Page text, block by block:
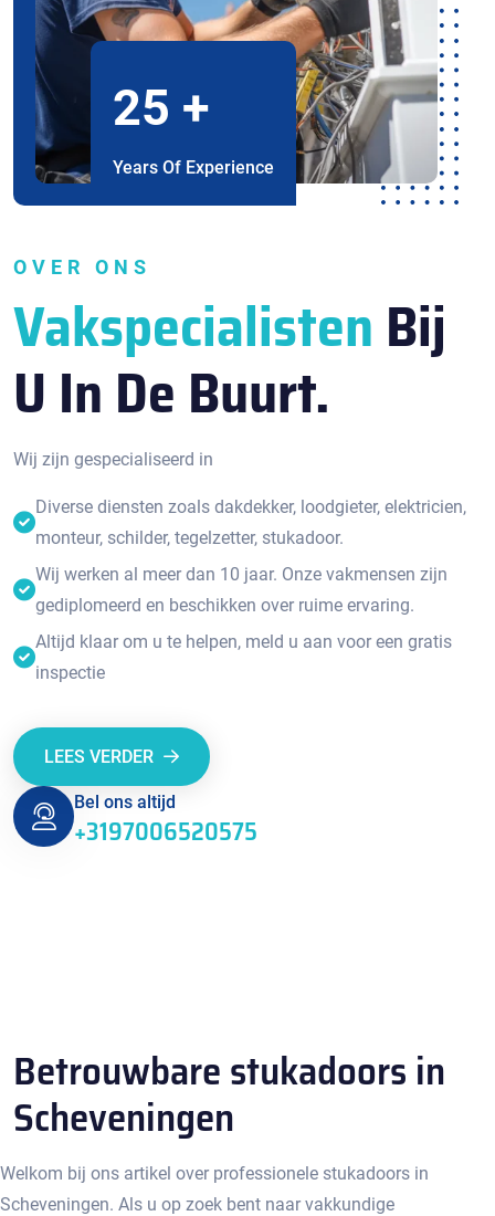
25 +
Years Of Experience
OVER ONS
Vakspecialisten Bij
U In De Buurt.
Wij zijn gespecialiseerd in
Diverse diensten zoals dakdekker, loodgieter, elektricien,
monteur, schilder, tegelzetter, stukadoor.
Wij werken al meer dan 10 jaar. Onze vakmensen zijn
gediplomeerd en beschikken over ruime ervaring.
Altijd klaar om u te helpen, meld u aan voor een gratis
inspectie
LEES VERDER
Bel ons altijd
+3197006520575
Betrouwbare stukadoors in
Scheveningen
Welkom bij ons artikel over professionele stukadoors in
Scheveningen.​ Als u op zoek bent naar vakkundige